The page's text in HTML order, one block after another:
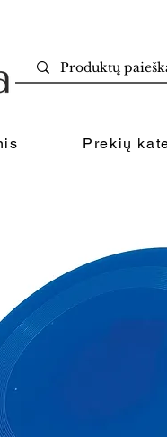
Prekių